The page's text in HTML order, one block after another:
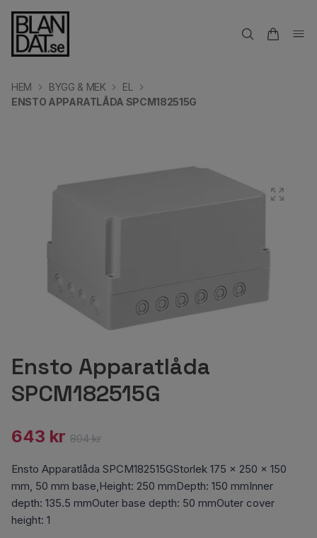
HEM BYGG & MEK
EL
ENSTO APPARATLÅDA SPCM182515G
Ensto Apparatlåda
SPCM182515G
643 kr 804 kr
Ensto Apparatlåda SPCM182515GStorlek 175 x 250 x 150
mm, 50 mm base,Height: 250 mmDepth: 150 mmInner
depth: 135.5 mmOuter base depth: 50 mmOuter cover
height: 1